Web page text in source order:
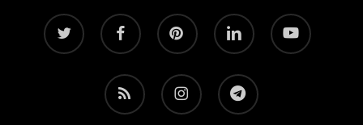
twitter facebook pinterest linkedin youtube
RSS instagram telegram